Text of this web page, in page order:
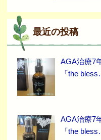
最近の投稿
AGA治療7
「the
AGA治療7
「the